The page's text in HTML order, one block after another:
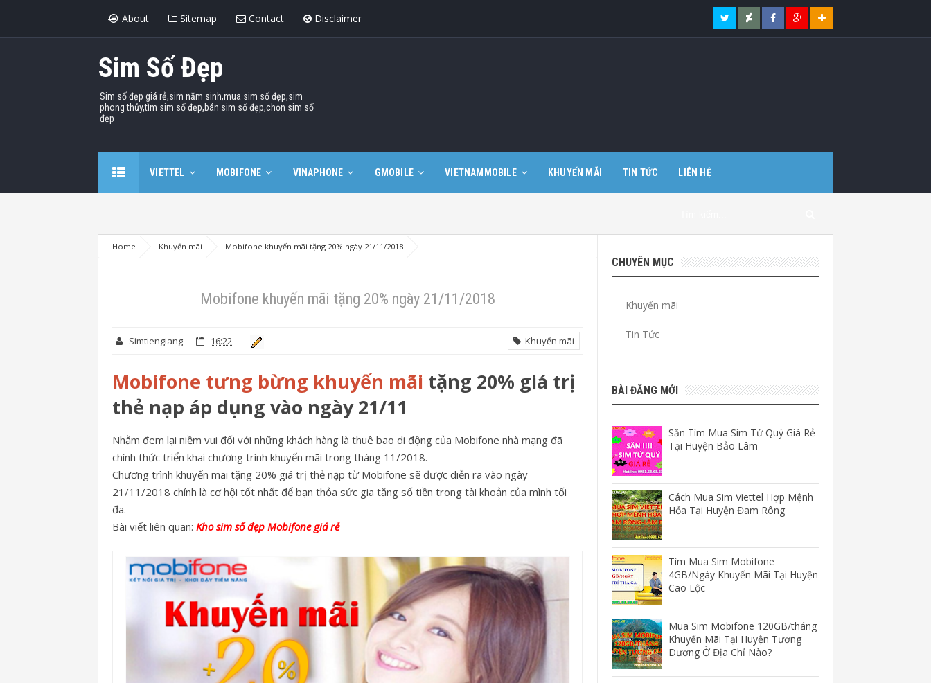
About Sitemap Contact Disclaimer
Sim Số Đẹp
Sim số đẹp giá rẻ,sim năm sinh,mua sim số đẹp,sim
phong thủy,tìm sim số đẹp,bán sim số đẹp,chọn sim số
đẹp
VIETTEL MOBIFONE VINAPHONE GMOBILE VIETNAMMOBILE KHUYẾN MÃI TIN TỨC LIÊN HỆ
Home Khuyến mãi Mobifone khuyến mãi tặng 20% ngày 21/11/2018
Mobifone khuyến mãi tặng 20% ngày 21/11/2018
Simtiengiang 16:22 Khuyến mãi
Mobifone tưng bừng khuyến mãi tặng 20% giá trị
thẻ nạp áp dụng vào ngày 21/11
Nhằm đem lại niềm vui đối với những khách hàng là thuê bao di động của Mobifone nhà mạng đã
chính thức triển khai chương trình khuyến mãi trong tháng 11/2018.
Chương trình khuyến mãi tặng 20% giá trị thẻ nạp từ Mobifone sẽ được diễn ra vào ngày
21/11/2018 chính là cơ hội tốt nhất để bạn thỏa sức gia tăng số tiền trong tài khoản của mình tối
đa.
Bài viết liên quan: Kho sim số đẹp Mobifone giá rẻ
CHUYÊN MỤC
Khuyến mãi
Tin Tức
BÀI ĐĂNG MỚI
Săn Tìm Mua Sim Tứ Quý Giá Rẻ
Tại Huyện Bảo Lâm
Cách Mua Sim Viettel Hợp Mệnh
Hỏa Tại Huyện Đam Rông
Tìm Mua Sim Mobifone
4GB/Ngày Khuyến Mãi Tại Huyện
Cao Lộc
Mua Sim Mobifone 120GB/tháng
Khuyến Mãi Tại Huyện Tương
Dương Ở Địa Chỉ Nào?